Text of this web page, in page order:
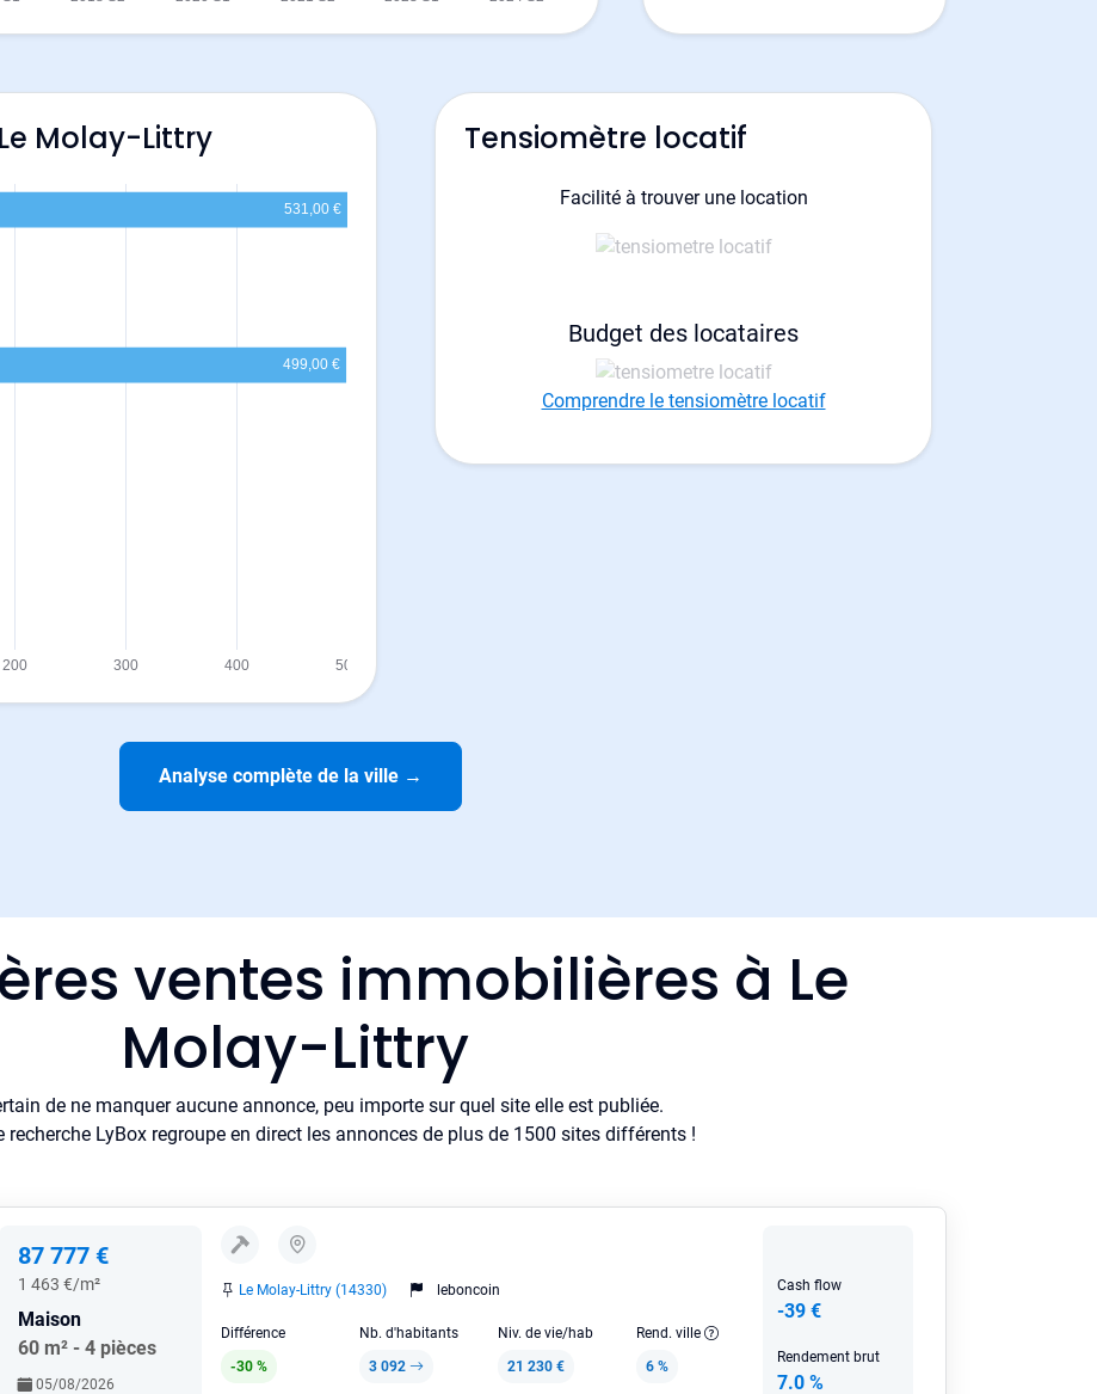
Molay-Littry Tensiomètre locatif
Facilité à trouver une location
Budget des locataires
Comprendre le tensiomètre locatif
Analyse complète de la ville →
ventes immobilières à Le
Molay-Littry
de ne manquer aucune annonce, peu importe sur quel site elle est publiée.
recherche LyBox regroupe en direct les annonces de plus de 1500 sites différents !
87 777 €
1 463 €/m²
Maison
60 m² - 4 pièces
05/08/2026
Le Molay-Littry (14330) leboncoin
Différence
-30 %
Nb. d'habitants
3 092
Niv. de vie/hab
21 230 €
Rend. ville
6 %
Cash flow
-39 €
Rendement brut
7.0 %